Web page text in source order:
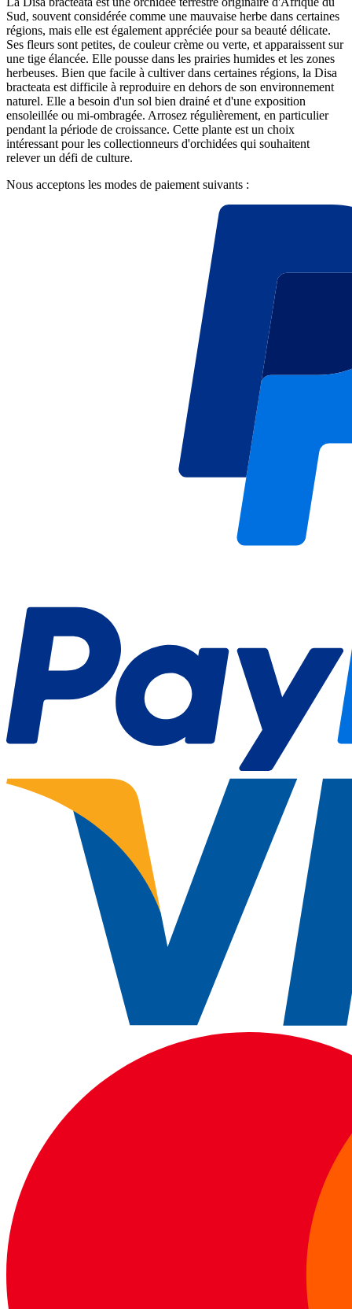
Sud, souvent considérée comme une mauvaise herbe dans certaines
régions, mais elle est également appréciée pour sa beauté délicate.
Ses fleurs sont petites, de couleur crème ou verte, et apparaissent sur
une tige élancée. Elle pousse dans les prairies humides et les zones
herbeuses. Bien que facile à cultiver dans certaines régions, la Disa
bracteata est difficile à reproduire en dehors de son environnement
naturel. Elle a besoin d'un sol bien drainé et d'une exposition
ensoleillée ou mi-ombragée. Arrosez régulièrement, en particulier
pendant la période de croissance. Cette plante est un choix
intéressant pour les collectionneurs d'orchidées qui souhaitent
relever un défi de culture.
Nous acceptons les modes de paiement suivants :